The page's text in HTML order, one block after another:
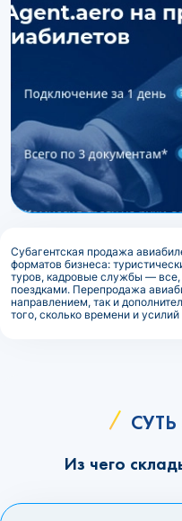
Субагентская продажа
форматов бизнеса:
туров, кадровые службы — все,
поездками. Перепродажа
направлением, так и
того, сколько времени и
Из чего